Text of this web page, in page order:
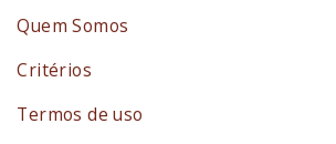
Quem Somos
Critérios
Termos de uso